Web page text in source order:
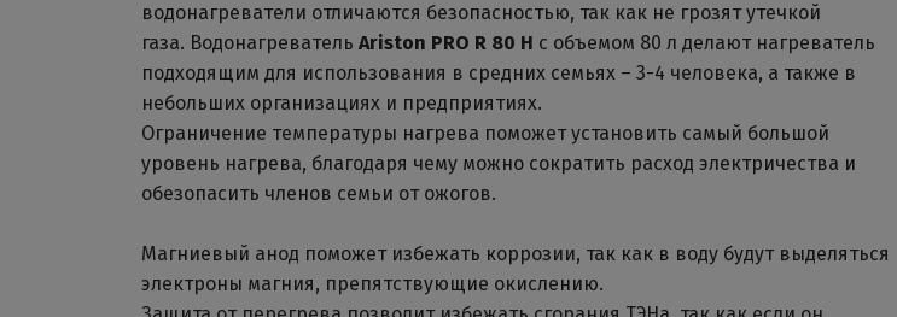
водонагреватели отличаются безопасностью, так как не грозят утечкой
газа. Водонагреватель Ariston PRO R 80 H с объемом 80 л делают нагреватель
подходящим для использования в средних семьях – 3-4 человека, а также в
небольших организациях и предприятиях.
Ограничение температуры нагрева поможет установить самый большой
уровень нагрева, благодаря чему можно сократить расход электричества и
обезопасить членов семьи от ожогов.
Магниевый анод поможет избежать коррозии, так как в воду будут выделяться
электроны магния, препятствующие окислению.